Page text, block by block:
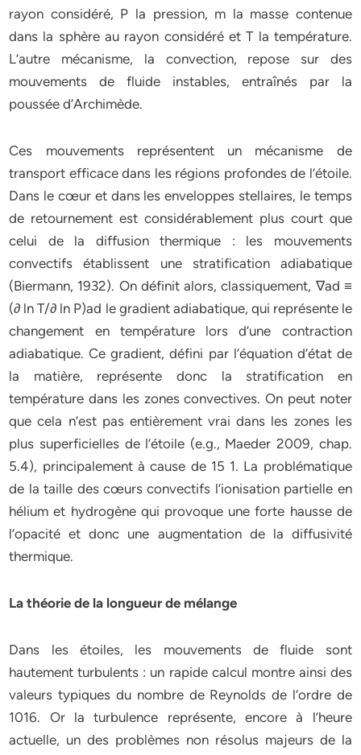
rayon considéré, P la pression, m la masse contenue
dans la sphère au rayon considéré et T la température.
L’autre mécanisme, la convection, repose sur des
mouvements de fluide instables, entraînés par la
poussée d’Archimède.
Ces mouvements représentent un mécanisme de
transport efficace dans les régions profondes de l’étoile.
Dans le cœur et dans les enveloppes stellaires, le temps
de retournement est considérablement plus court que
celui de la diffusion thermique : les mouvements
convectifs établissent une stratification adiabatique
(Biermann, 1932). On définit alors, classiquement, ∇ad ≡
(∂ ln T/∂ ln P)ad le gradient adiabatique, qui représente le
changement en température lors d’une contraction
adiabatique. Ce gradient, défini par l’équation d’état de
la matière, représente donc la stratification en
température dans les zones convectives. On peut noter
que cela n’est pas entièrement vrai dans les zones les
plus superficielles de l’étoile (e.g., Maeder 2009, chap.
5.4), principalement à cause de 15 1. La problématique
de la taille des cœurs convectifs l’ionisation partielle en
hélium et hydrogène qui provoque une forte hausse de
l’opacité et donc une augmentation de la diffusivité
thermique.
La théorie de la longueur de mélange
Dans les étoiles, les mouvements de fluide sont
hautement turbulents : un rapide calcul montre ainsi des
valeurs typiques du nombre de Reynolds de l’ordre de
1016. Or la turbulence représente, encore à l’heure
actuelle, un des problèmes non résolus majeurs de la